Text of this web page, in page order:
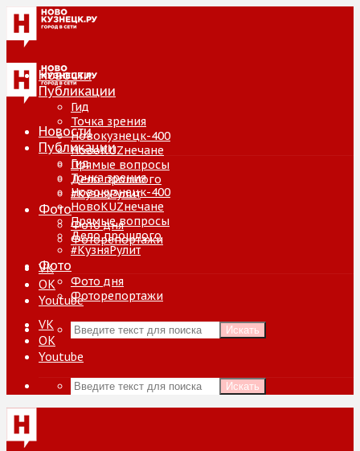
Новости
Публикации
Гид
Точка зрения
Новокузнецк-400
НовоKUZнечане
Прямые вопросы
Дело прошлого
#КузняРулит
Фото
Фото дня
Фоторепортажи
VK
ОК
Youtube
Искать
Новости
Публикации
Гид
Точка зрения
Новокузнецк-400
НовоKUZнечане
Прямые вопросы
Дело прошлого
#КузняРулит
Фото
Фото дня
Фоторепортажи
VK
ОК
Youtube
Искать